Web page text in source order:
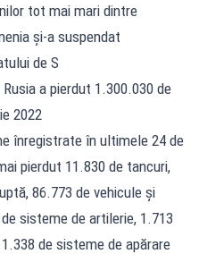
tot mai mari dintre
și-a suspendat
de S
a pierdut 1.300.030 de
2022
înregistrate în ultimele 24 de
pierdut 11.830 de tancuri,
86.773 de vehicule și
sisteme de artilerie, 1.713
de sisteme de apărare